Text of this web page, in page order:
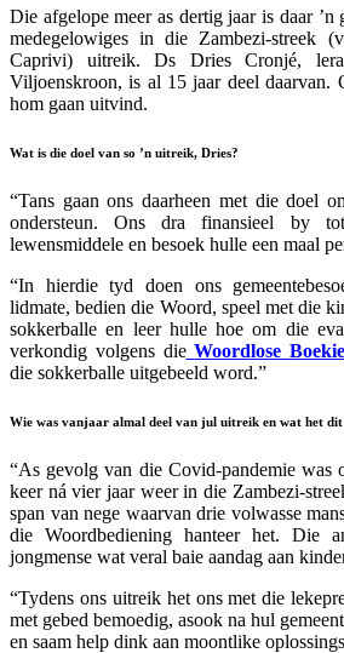
Die afgelope meer as dertig jaar is daar
medegelowiges in die Zambezi-streek
Caprivi) uitreik. Ds Dries Cronjé,
Viljoenskroon, is al 15 jaar deel daarvan.
hom gaan uitvind.
Wat is die doel van so ’n uitreik, Dries?
“Tans gaan ons daarheen met die doel
ondersteun. Ons dra finansieel by
lewensmiddele en besoek hulle een maal
“In hierdie tyd doen ons
lidmate, bedien die Woord, speel met die
sokkerballe en leer hulle hoe om die
verkondig volgens die Woordlose Boekie
die sokkerballe uitgebeeld word.”
Wie was vanjaar almal deel van jul uitreik en wat het dit
“As gevolg van die Covid-pandemie was
keer ná vier jaar weer in die Zambezi-
span van nege waarvan drie volwasse
die Woordbediening hanteer het. Die
jongmense wat veral baie aandag aan
“Tydens ons uitreik het ons met die
met gebed bemoedig, asook na hul
en saam help dink aan moontlike